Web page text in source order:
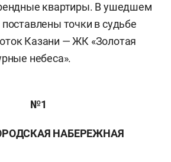
квартиры. В ушедшем
точки в судьбе
Казани — ЖК «Золотая
небеса».
№1
НАБЕРЕЖНАЯ